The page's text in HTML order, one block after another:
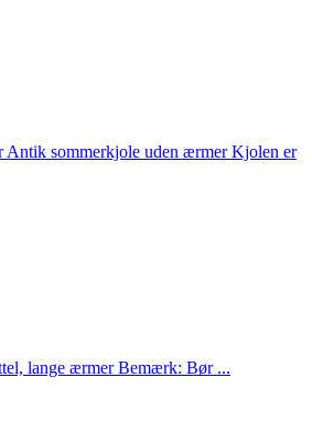
Antik sommerkjole uden ærmer Kjolen er
lange ærmer Bemærk: Bør ...